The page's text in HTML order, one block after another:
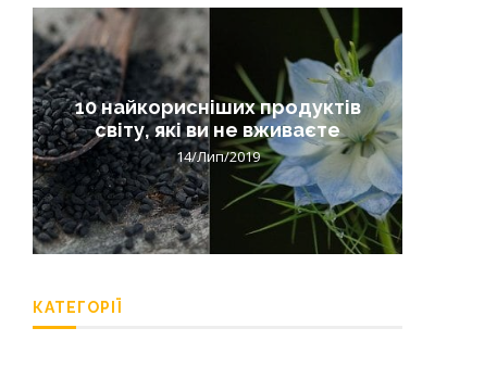
10 найкорисніших продуктів
світу, які ви не вживаєте
14/Лип/2019
КАТЕГОРІЇ